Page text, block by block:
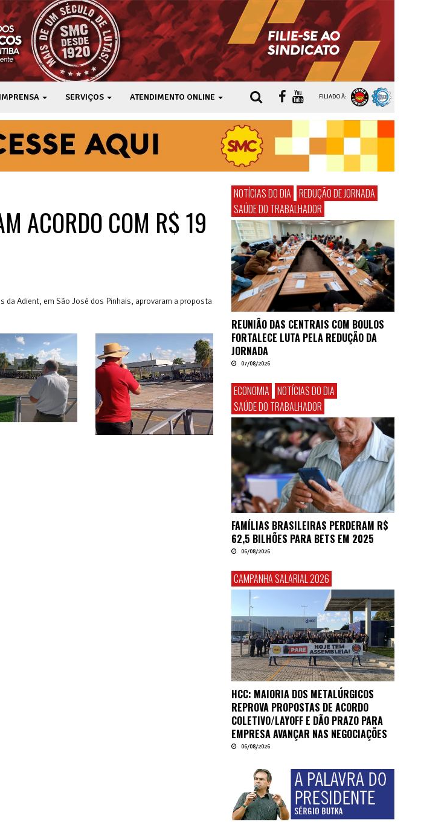
IMPRENSA SERVIÇOS ATENDIMENTO ONLINE FILIADO À:
ACORDO COM R$ 19
Adient, em São José dos Pinhais, aprovaram a proposta
NOTÍCIAS DO DIA REDUÇÃO DE JORNADA
SAÚDE DO TRABALHADOR
REUNIÃO DAS CENTRAIS COM BOULOS
FORTALECE LUTA PELA REDUÇÃO DA
JORNADA
07/08/2026
ECONOMIA NOTÍCIAS DO DIA
SAÚDE DO TRABALHADOR
FAMÍLIAS BRASILEIRAS PERDERAM R$
62,5 BILHÕES PARA BETS EM 2025
06/08/2026
CAMPANHA SALARIAL 2026
HCC: MAIORIA DOS METALÚRGICOS
REPROVA PROPOSTAS DE ACORDO
COLETIVO/LAYOFF E DÃO PRAZO PARA
EMPRESA AVANÇAR NAS NEGOCIAÇÕES
06/08/2026